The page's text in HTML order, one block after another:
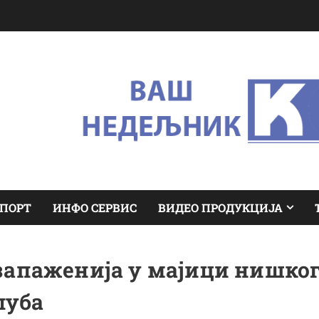
ИНФО СЕРВИС ВИДЕО ПРОДУКЦИЈА
у мајици